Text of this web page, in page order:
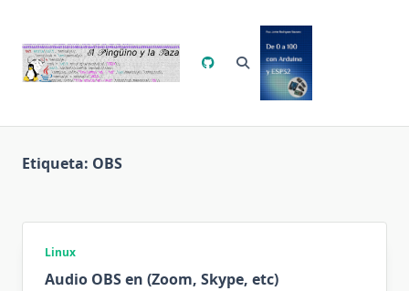
contenido
Etiqueta: OBS
Linux
Audio OBS en (Zoom, Skype, etc)